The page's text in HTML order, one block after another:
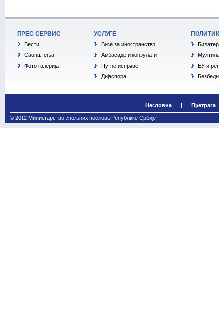
ПРЕС СЕРВИС
Вести
Саопштења
Фото галерија
УСЛУГЕ
Визе за иностранство
Амбасаде и конзулати
Путне исправе
Дијаспора
ЕУ и
Насловна Претрага
© 2012 Министарство спољних послова Републике Србије